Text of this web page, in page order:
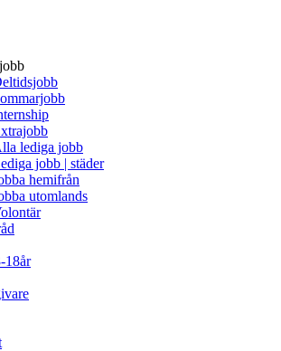
lediga jobb
jobb | städer
hemifrån
utomlands
18år